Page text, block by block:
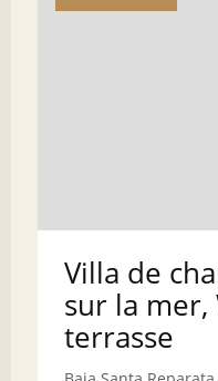
Villa de
sur la mer,
terrasse